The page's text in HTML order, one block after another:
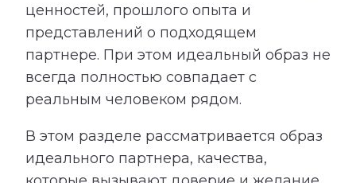
ценностей, прошлого опыта и
представлений о подходящем
партнере. При этом идеальный образ не
всегда полностью совпадает с
реальным человеком рядом.
В этом разделе рассматривается образ
идеального партнера, качества,